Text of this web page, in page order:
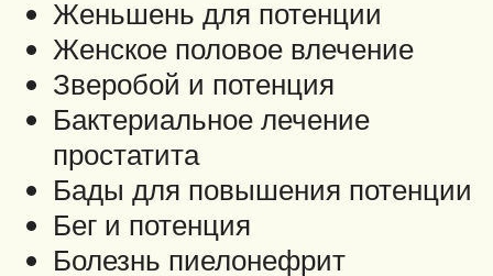
Женьшень для потенции
Женское половое влечение
Зверобой и потенция
Бактериальное лечение
простатита
Бады для повышения потенции
Бег и потенция
Болезнь пиелонефрит